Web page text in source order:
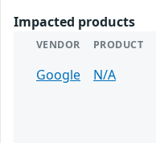
Impacted products
VENDOR PRODUCT
Google N/A